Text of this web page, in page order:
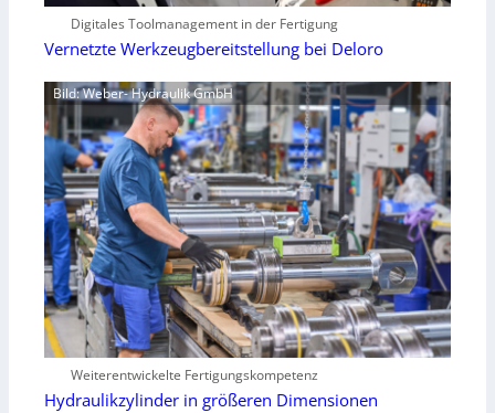
Digitales Toolmanagement in der Fertigung
Vernetzte Werkzeugbereitstellung bei Deloro
Bild: Weber- Hydraulik GmbH
Weiterentwickelte Fertigungskompetenz
Hydraulikzylinder in größeren Dimensionen